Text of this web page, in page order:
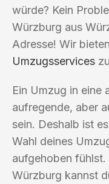
würde? Kein
Würzburg aus
Adresse! Wir
Umzugsservices
Ein Umzug in eine
aufregende, aber
sein. Deshalb ist
Wahl deines
aufgehoben
Würzburg kannst